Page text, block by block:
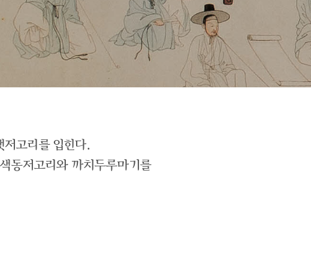
고리를 입힌다.
동저고리와 까치두루마기를